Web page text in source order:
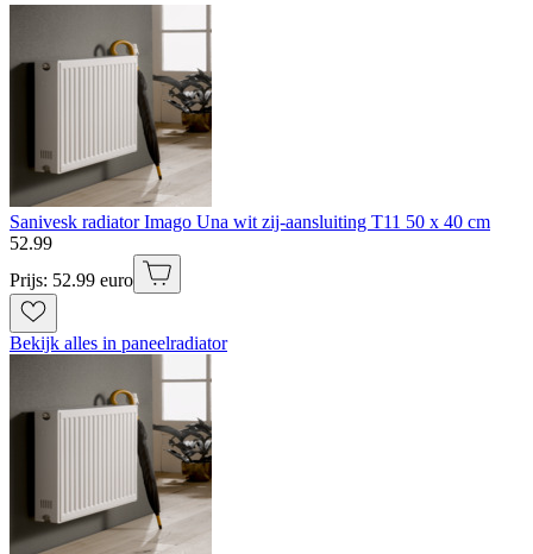
Sanivesk radiator Imago Una wit zij-aansluiting T11 50 x 40 cm
52.99
Prijs: 52.99 euro
Bekijk alles in paneelradiator